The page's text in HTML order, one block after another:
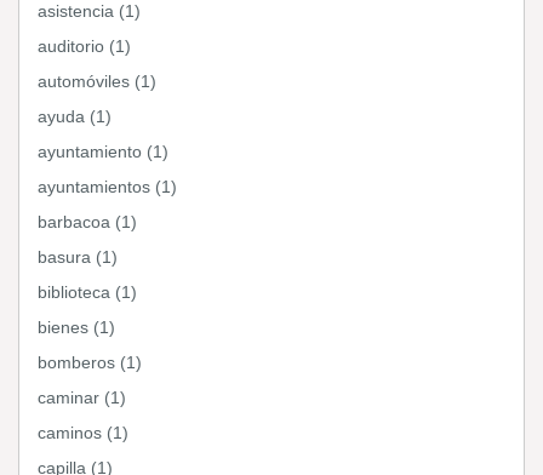
asistencia (1)
auditorio (1)
automóviles (1)
ayuda (1)
ayuntamiento (1)
ayuntamientos (1)
barbacoa (1)
basura (1)
biblioteca (1)
bienes (1)
bomberos (1)
caminar (1)
caminos (1)
capilla (1)